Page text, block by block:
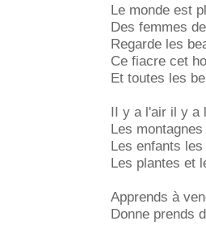
Le monde est
Des femmes
Regarde les
Ce fiacre cet
Et toutes les
II y a l'air il y a
Les
Les enfants les
Les plantes et
Apprends à
Donne prends